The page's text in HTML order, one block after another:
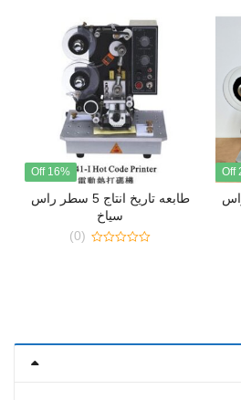
سطر راس
16% Off
طابعه تاريخ انتاج 5 سطر راس
سياخ
(0)